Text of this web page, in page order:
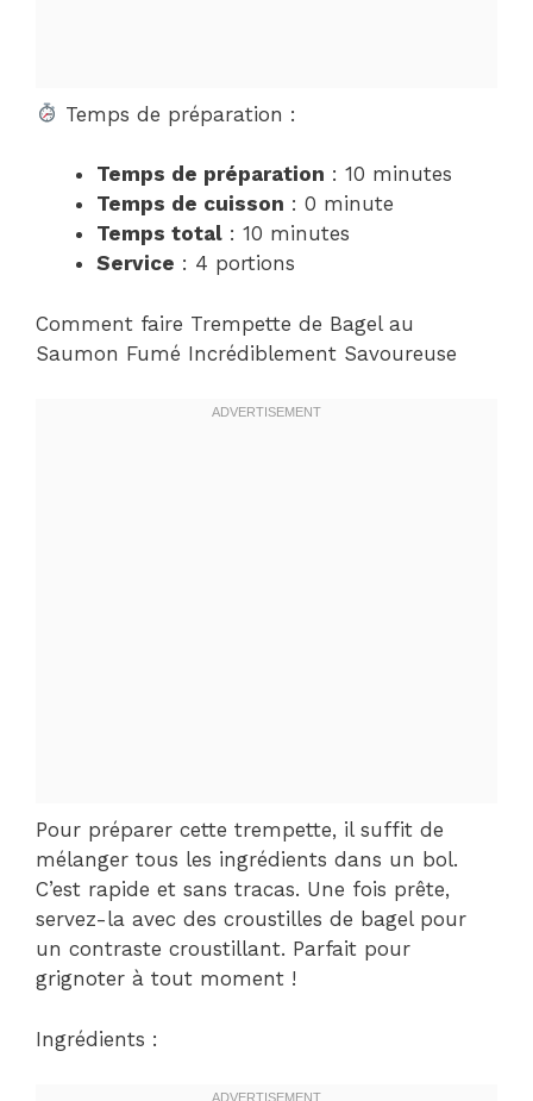
Temps de préparation :
Temps de préparation : 10 minutes
Temps de cuisson : 0 minute
Temps total : 10 minutes
Service : 4 portions
Comment faire Trempette de Bagel au
Saumon Fumé Incrédiblement Savoureuse
Pour préparer cette trempette, il suffit de
mélanger tous les ingrédients dans un bol.
C’est rapide et sans tracas. Une fois prête,
servez-la avec des croustilles de bagel pour
un contraste croustillant. Parfait pour
grignoter à tout moment !
Ingrédients :